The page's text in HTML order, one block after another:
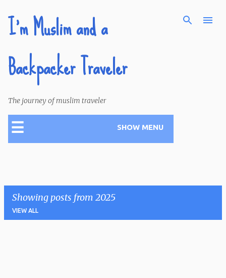
I'm Muslim and a
Backpacker Traveler
The journey of muslim traveler
☰ SHOW MENU
Showing posts from 2025
VIEW ALL